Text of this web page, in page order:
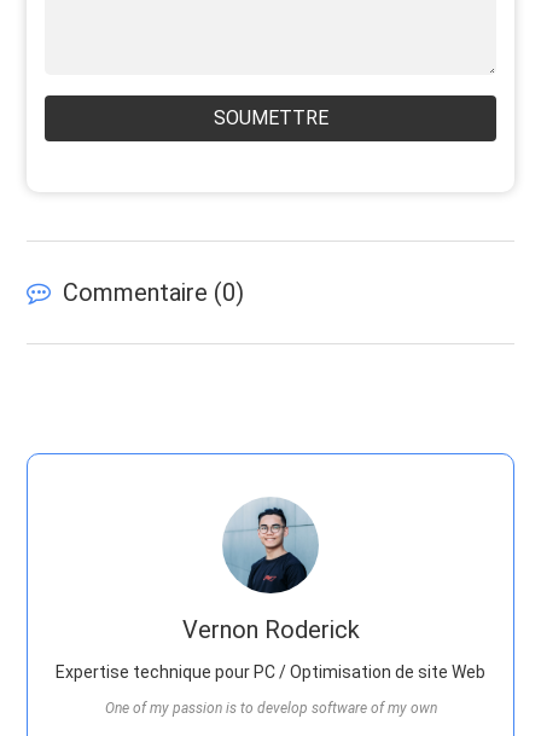
SOUMETTRE
Commentaire (0)
Vernon Roderick
Expertise technique pour PC / Optimisation de site Web
One of my passion is to develop software of my own